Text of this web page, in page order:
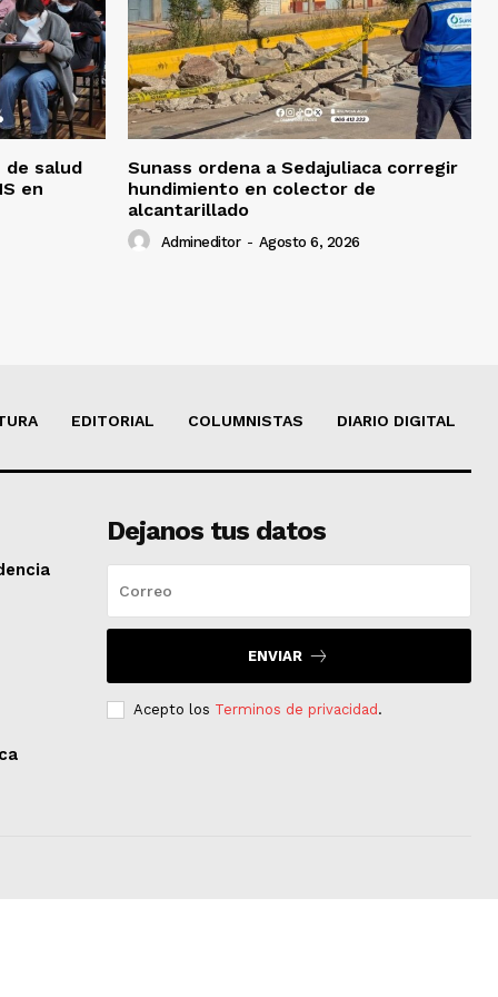
de salud
en
Sunass ordena a Sedajuliaca corregir
hundimiento en colector de
alcantarillado
Admineditor - Agosto 6, 2026
EDITORIAL COLUMNISTAS DIARIO DIGITAL
Dejanos tus datos
ENVIAR
Acepto los Terminos de privacidad .